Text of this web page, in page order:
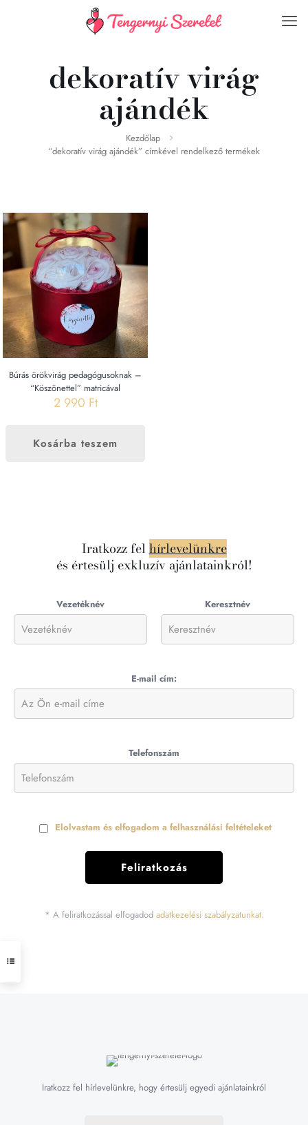
dekoratív virág
ajándék
Kezdőlap
“dekoratív virág ajándék” címkével rendelkező termékek
Búrás örökvirág pedagógusoknak –
“Köszönettel” matricával
2 990 Ft
Kosárba teszem
Iratkozz felhírlevelünkre
és értesülj exkluzív ajánlatainkról!
Vezetéknév Keresztnév
E-mail cím:
Telefonszám
Elolvastam és elfogadom a felhasználási feltételeket
* A feliratkozással elfogadod adatkezelési szabályzatunkat.
Iratkozz fel hírlevelünkre, hogy értesülj egyedi ajánlatainkról